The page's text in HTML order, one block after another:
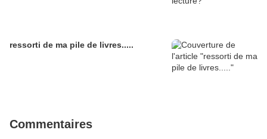
ressorti de ma pile de livres.....
Commentaires